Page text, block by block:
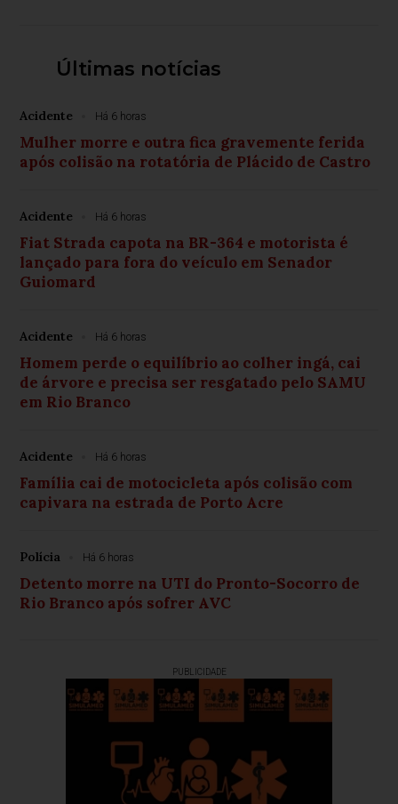
Últimas notícias
Acidente Há 6 horas
Mulher morre e outra fica gravemente ferida
após colisão na rotatória de Plácido de Castro
Acidente Há 6 horas
Fiat Strada capota na BR-364 e motorista é
lançado para fora do veículo em Senador
Guiomard
Acidente Há 6 horas
Homem perde o equilíbrio ao colher ingá, cai
de árvore e precisa ser resgatado pelo SAMU
em Rio Branco
Acidente Há 6 horas
Família cai de motocicleta após colisão com
capivara na estrada de Porto Acre
Polícia Há 6 horas
Detento morre na UTI do Pronto-Socorro de
Rio Branco após sofrer AVC
PUBLICIDADE